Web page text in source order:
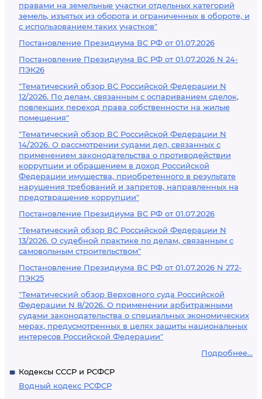
правами на земельные участки отдельных категорий
земель, изъятых из оборота и ограниченных в обороте, и
с использованием таких участков"
Постановление Президиума ВС РФ от 01.07.2026
Постановление Президиума ВС РФ от 01.07.2026 N 24-
ПЭК26
"Тематический обзор ВС Российской Федерации N
12/2026. По делам, связанным с оспариванием сделок,
повлекших переход права собственности на жилые
помещения"
"Тематический обзор ВС Российской Федерации N
14/2026. О рассмотрении судами дел, связанных с
применением законодательства о противодействии
коррупции и обращением в доход Российской
Федерации имущества, приобретенного в результате
нарушения требований и запретов, направленных на
предотвращение коррупции"
Постановление Президиума ВС РФ от 01.07.2026
"Тематический обзор ВС Российской Федерации N
13/2026. О судебной практике по делам, связанным с
самовольным строительством"
Постановление Президиума ВС РФ от 01.07.2026 N 272-
ПЭК25
"Тематический обзор Верховного суда Российской
Федерации N 8/2026. О применении арбитражными
судами законодательства о специальных экономических
мерах, предусмотренных в целях защиты национальных
интересов Российской Федерации"
Подробнее...
Кодексы СССР и РСФСР
Водный кодекс РСФСР